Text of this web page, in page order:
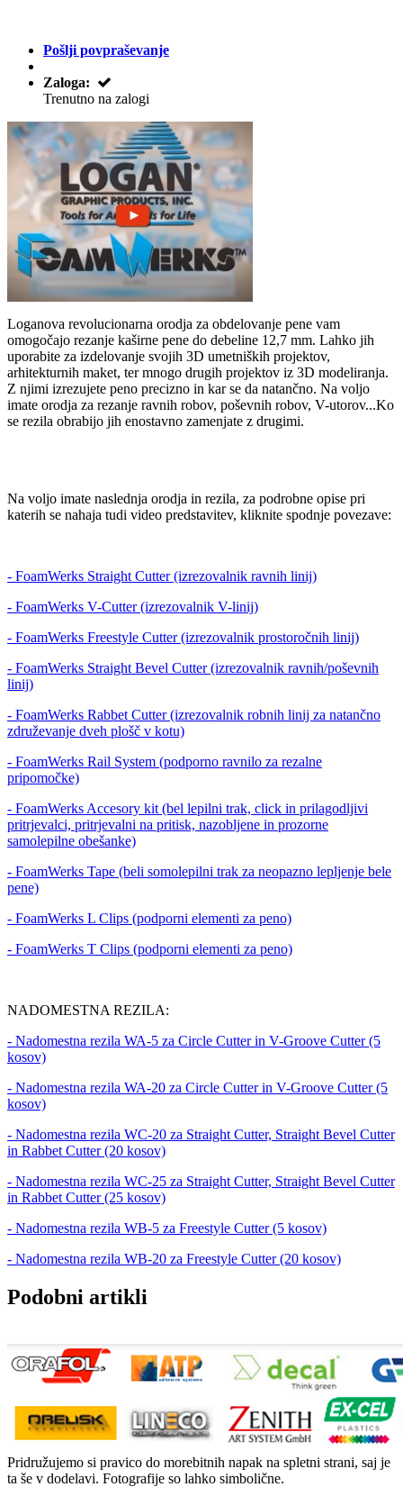
Pošlji povpraševanje
Zaloga:
Trenutno na zalogi
Loganova revolucionarna orodja za obdelovanje pene vam
omogočajo rezanje kaširne pene do debeline 12,7 mm. Lahko jih
uporabite za izdelovanje svojih 3D umetniških projektov,
arhitekturnih maket, ter mnogo drugih projektov iz 3D modeliranja.
Z njimi izrezujete peno precizno in kar se da natančno. Na voljo
imate orodja za rezanje ravnih robov, poševnih robov, V-utorov...Ko
se rezila obrabijo jih enostavno zamenjate z drugimi.
Na voljo imate naslednja orodja in rezila, za podrobne opise pri
katerih se nahaja tudi video predstavitev, kliknite spodnje povezave:
- FoamWerks Straight Cutter (izrezovalnik ravnih linij)
- FoamWerks V-Cutter (izrezovalnik V-linij)
- FoamWerks Freestyle Cutter (izrezovalnik prostoročnih linij)
- FoamWerks Straight Bevel Cutter (izrezovalnik ravnih/poševnih
linij)
- FoamWerks Rabbet Cutter (izrezovalnik robnih linij za natančno
združevanje dveh plošč v kotu)
- FoamWerks Rail System (podporno ravnilo za rezalne
pripomočke)
- FoamWerks Accesory kit (bel lepilni trak, click in prilagodljivi
pritrjevalci, pritrjevalni na pritisk, nazobljene in prozorne
samolepilne obešanke)
- FoamWerks Tape (beli somolepilni trak za neopazno lepljenje bele
pene)
- FoamWerks L Clips (podporni elementi za peno)
- FoamWerks T Clips (podporni elementi za peno)
NADOMESTNA REZILA:
- Nadomestna rezila WA-5 za Circle Cutter in V-Groove Cutter (5
kosov)
- Nadomestna rezila WA-20 za Circle Cutter in V-Groove Cutter (5
kosov)
- Nadomestna rezila WC-20 za Straight Cutter, Straight Bevel Cutter
in Rabbet Cutter (20 kosov)
- Nadomestna rezila WC-25 za Straight Cutter, Straight Bevel Cutter
in Rabbet Cutter (25 kosov)
- Nadomestna rezila WB-5 za Freestyle Cutter (5 kosov)
- Nadomestna rezila WB-20 za Freestyle Cutter (20 kosov)
Podobni artikli
Pridružujemo si pravico do morebitnih napak na spletni strani, saj je
ta še v dodelavi. Fotografije so lahko simbolične.